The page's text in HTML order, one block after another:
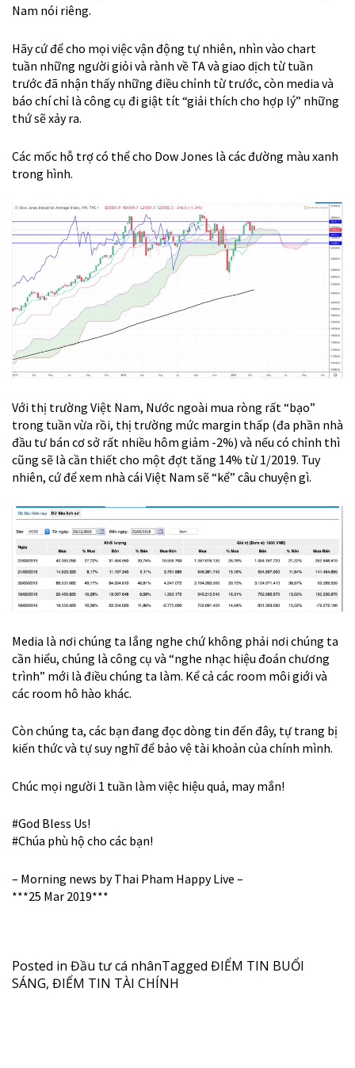
Nam nói riêng.
Hãy cứ để cho mọi việc vận động tự nhiên, nhìn vào chart
tuần những người giỏi và rành về TA và giao dịch từ tuần
trước đã nhận thấy những điều chỉnh từ trước, còn media và
báo chí chỉ là công cụ đi giật tít “giải thích cho hợp lý” những
thứ sẽ xảy ra.
Các mốc hỗ trợ có thể cho Dow Jones là các đường màu xanh
trong hình.
Với thị trường Việt Nam, Nước ngoài mua ròng rất “bạo”
trong tuần vừa rồi, thị trường mức margin thấp (đa phần nhà
đầu tư bán cơ sở rất nhiều hôm giảm -2%) và nếu có chỉnh thì
cũng sẽ là cần thiết cho một đợt tăng 14% từ 1/2019. Tuy
nhiên, cứ để xem nhà cái Việt Nam sẽ “kể” câu chuyện gì.
Media là nơi chúng ta lắng nghe chứ không phải nơi chúng ta
cần hiểu, chúng là công cụ và “nghe nhạc hiệu đoán chương
trình” mới là điều chúng ta làm. Kể cả các room môi giới và
các room hô hào khác.
Còn chúng ta, các bạn đang đọc dòng tin đến đây, tự trang bị
kiến thức và tự suy nghĩ để bảo vệ tài khoản của chính mình.
Chúc mọi người 1 tuần làm việc hiệu quả, may mắn!
#God Bless Us!
#Chúa phù hộ cho các bạn!
– Morning news by Thai Pham Happy Live –
***25 Mar 2019***
Posted in Đầu tư cá nhânTagged ĐIỂM TIN BUỔI
SÁNG, ĐIỂM TIN TÀI CHÍNH